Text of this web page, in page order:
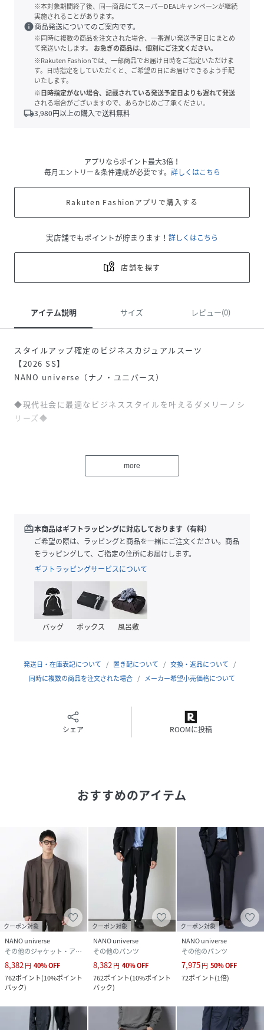
※本対象期間終了後、同一商品にてスーパーDEALキャンペーンが継続
実施されることがあります。
info商品発送についてのご案内です。
※同時に複数の商品を注文された場合、一番遅い発送予定日にまとめ
て発送いたします。
お急ぎの商品は、個別にご注文ください。
※Rakuten Fashionでは、一部商品でお届け日時をご指定いただけま
す。日時指定をしていただくと、ご希望の日にお届けできるよう手配
いたします。
※日時指定がない場合、記載されている発送予定日よりも遅れて発送
される場合がございますので、あらかじめご了承ください。
local_shipping3,980円以上の購入で送料無料
アプリならポイント最大3倍！
毎月エントリー＆条件達成が必要です。 詳しくはこちら
Rakuten Fashionアプリで購入する
実店舗でもポイントが貯まります！ 詳しくはこちら
店舗を探す
アイテム説明 サイズ レビュー(0)
スタイルアップ確定のビジネスカジュアルスーツ
【2026 SS】
NANO universe（ナノ・ユニバース）
◆現代社会に最適なビジネススタイルを叶えるダメリーノシ
リーズ◆
上質な素材をセレクトした、ナノユニバース定番シルエット
のパンツ。春の新生活に向けた、長くご愛用いただけるベー
■デザイン
・ナノユニバースロゴを刻印したオリジナルボタンをセレク
・ウエスト一部ゴム、内側のドロスト仕様によりウエストサ
イズの調整が可能
・キレイ見えを叶えるピンタック仕様
・ビジネススタイルやオケージョンなど幅広いシーンで活躍
・黒原着ポリエステル×染色ウールの混紡により、霜降り調
の細かな杢感を表現
・ナチュラルな伸縮性を付与した快適な着心地
・ご家庭での洗濯禁止
で抜け感をプラスしたコーディネートが◎
・下記同素材のジャケットと合わせたセットアップもおすす
6686117201 「DamerinoSelect」JAPANfabricウールス
トレッチジャケット
■サイズ感
・程よくフィットするナノユニバース定番のサイジング
【推奨サイズ】
Sサイズ: 163-170cm
Mサイズ: 168-175cm
XLサイズ: 175-182cm
more
redeem本商品はギフトラッピングに対応しております（有料）
ご希望の際は、ラッピングと商品を一緒にご注文ください。商品
をラッピングして、ご指定の住所にお届けします。
ギフトラッピングサービスについて
バッグ ボックス 風呂敷
発送日・在庫表記について 置き配について
交換・返品について
同時に複数の商品を注文された場合
メーカー希望小売価格について
シェア ROOMに投稿
おすすめのアイテム
クーポン対象
NANO universe
その他のジャケット・アウター
8,382円 40%OFF
762ポイント(10%ポイント
バック)
クーポン対象
NANO universe
その他のパンツ
8,382円 40%OFF
762ポイント(10%ポイント
バック)
クーポン対象
NANO universe
その他のパンツ
7,975円 50%OFF
72ポイント(1倍)